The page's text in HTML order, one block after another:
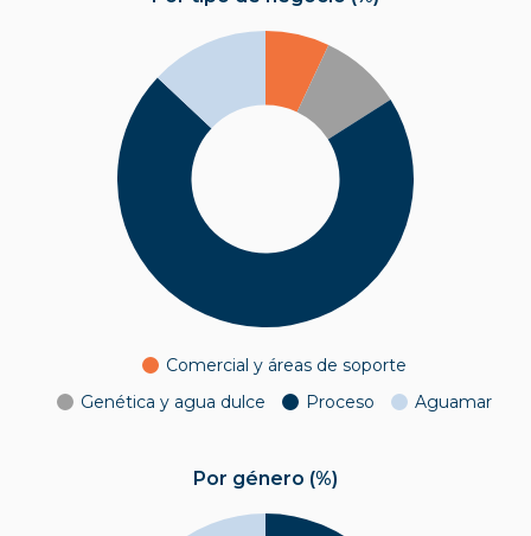
Comercial y áreas de soporte
Genética y agua dulce
Proceso Aguamar
Por género (%)